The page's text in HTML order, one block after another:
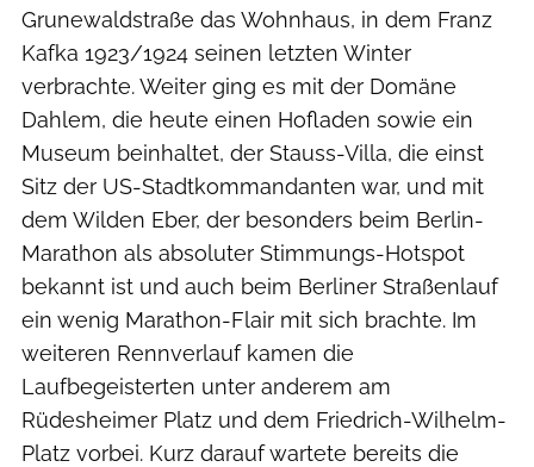
Grunewaldstraße das Wohnhaus, in dem Franz
Kafka 1923/1924 seinen letzten Winter
verbrachte. Weiter ging es mit der Domäne
Dahlem, die heute einen Hofladen sowie ein
Museum beinhaltet, der Stauss-Villa, die einst
Sitz der US-Stadtkommandanten war, und mit
dem Wilden Eber, der besonders beim Berlin-
Marathon als absoluter Stimmungs-Hotspot
bekannt ist und auch beim Berliner Straßenlauf
ein wenig Marathon-Flair mit sich brachte. Im
weiteren Rennverlauf kamen die
Laufbegeisterten unter anderem am
Rüdesheimer Platz und dem Friedrich-Wilhelm-
Platz vorbei. Kurz darauf wartete bereits die